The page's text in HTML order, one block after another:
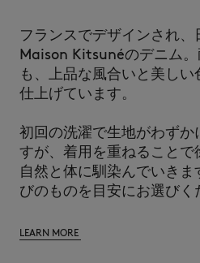
フランスでデザインされ
Maison Kitsunéのデニム
も、上品な風合いと美し
仕上げています。
初回の洗濯で生地がわずか
すが、着用を重ねることで
自然と体に馴染んでいき
びのものを目安にお選びく
LEARN MORE